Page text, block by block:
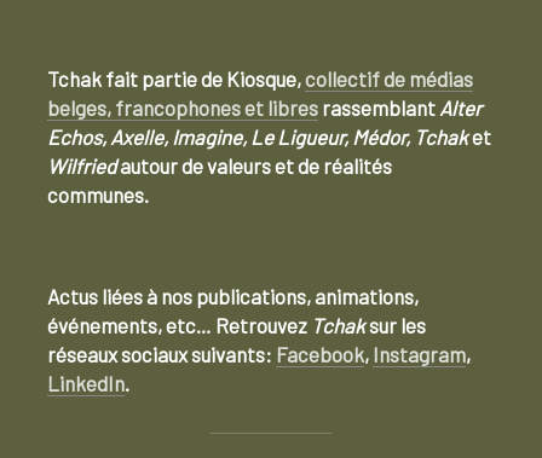
Tchak fait partie de Kiosque,collectif de médias
belges, francophones et libres rassemblant Alter
Echos, Axelle, Imagine, Le Ligueur, Médor, Tchaket
Wilfriedautour de valeurs et de réalités
communes.
Actus liées à nos publications, animations,
événements, etc… Retrouvez Tchaksur les
réseaux sociaux suivants: Facebook, Instagram,
LinkedIn.